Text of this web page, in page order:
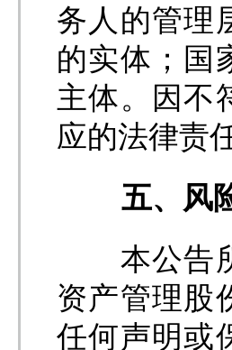
务人的管理
的实体；国
主体。因不
应的法律责
五、风
本公告所
资产管理股
任何声明或